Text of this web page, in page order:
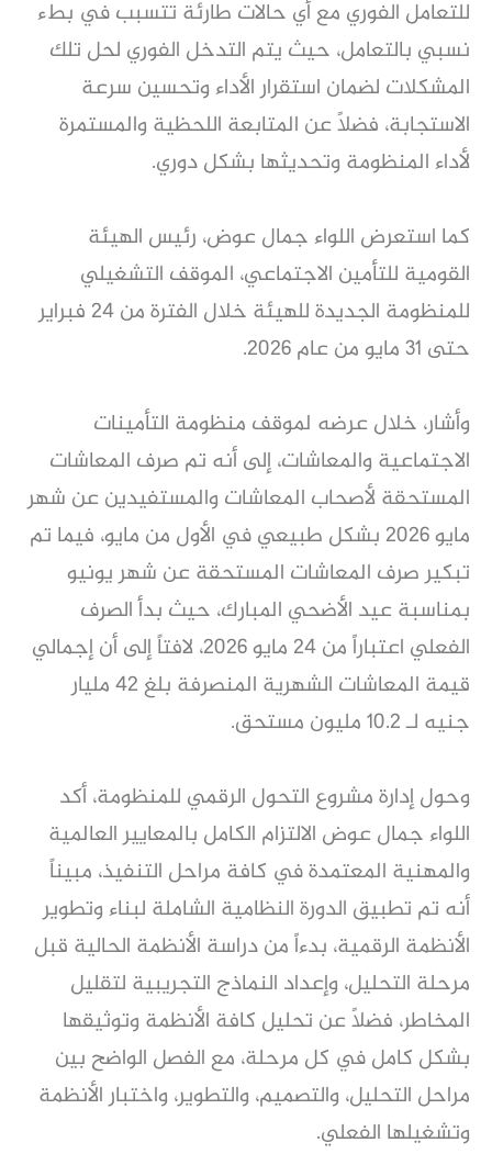
للتعامل الفوري مع أي حالات طارئة تتسبب في بطء
نسبي بالتعامل، حيث يتم التدخل الفوري لحل تلك
المشكلات لضمان استقرار الأداء وتحسين سرعة
الاستجابة، فضلاً عن المتابعة اللحظية والمستمرة
لأداء المنظومة وتحديثها بشكل دوري.
كما استعرض اللواء جمال عوض، رئيس الهيئة
القومية للتأمين الاجتماعي، الموقف التشغيلي
للمنظومة الجديدة للهيئة خلال الفترة من 24 فبراير
حتى 31 مايو من عام 2026.
وأشار، خلال عرضه لموقف منظومة التأمينات
الاجتماعية والمعاشات، إلى أنه تم صرف المعاشات
المستحقة لأصحاب المعاشات والمستفيدين عن شهر
مايو 2026 بشكل طبيعي في الأول من مايو، فيما تم
تبكير صرف المعاشات المستحقة عن شهر يونيو
بمناسبة عيد الأضحي المبارك، حيث بدأ الصرف
الفعلي اعتباراً من 24 مايو 2026، لافتاً إلى أن إجمالي
قيمة المعاشات الشهرية المنصرفة بلغ 42 مليار
جنيه لـ 10.2 مليون مستحق.
وحول إدارة مشروع التحول الرقمي للمنظومة، أكد
اللواء جمال عوض الالتزام الكامل بالمعايير العالمية
والمهنية المعتمدة في كافة مراحل التنفيذ، مبيناً
أنه تم تطبيق الدورة النظامية الشاملة لبناء وتطوير
الأنظمة الرقمية، بدءاً من دراسة الأنظمة الحالية قبل
مرحلة التحليل، وإعداد النماذج التجريبية لتقليل
المخاطر، فضلاً عن تحليل كافة الأنظمة وتوثيقها
بشكل كامل في كل مرحلة، مع الفصل الواضح بين
مراحل التحليل، والتصميم، والتطوير، واختبار الأنظمة
وتشغيلها الفعلي.